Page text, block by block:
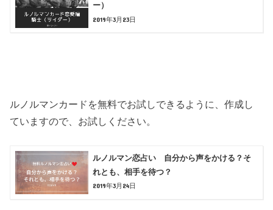
ー）
2019年3月23日
ルノルマンカードを無料でお試しできるように、作成し
ていますので、お試しください。
ルノルマン恋占い 自分から声をかける？そ
れとも、相手を待つ？
2019年3月24日